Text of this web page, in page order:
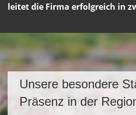
leitet die Firma erfolgreich in
Unsere besondere
Präsenz in der